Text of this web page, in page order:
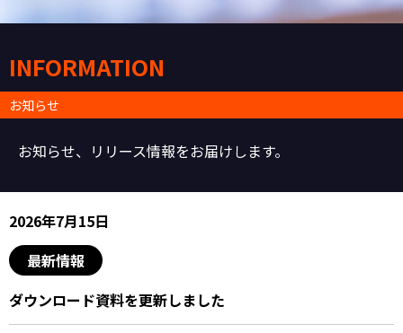
INFORMATION
お知らせ
お知らせ、リリース情報をお届けします。
2026年7月15日
最新情報
ダウンロード資料を更新しました